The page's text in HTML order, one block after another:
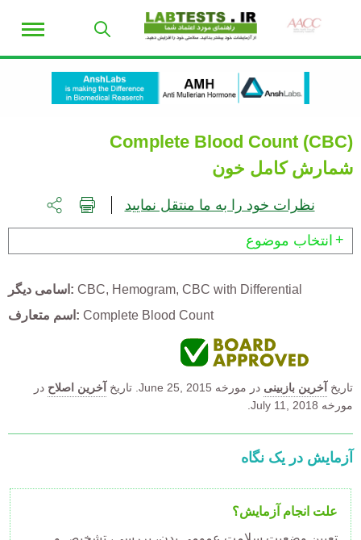
Complete Blood Count (CBC)
شمارش کامل خون
نظرات خود را به ما منتقل نمایید
انتخاب موضوع
اسامی دیگر CBC Hemogram CBC with Differential
اسم متعارف
Complete Blood Count
تاریخ آخرین بازبینی در مورخه June 25, 2015. تاریخ آخرین اصلاح در
مورخه July 11, 2018.
آزمایش در یک نگاه
علت انجام آزمایش؟